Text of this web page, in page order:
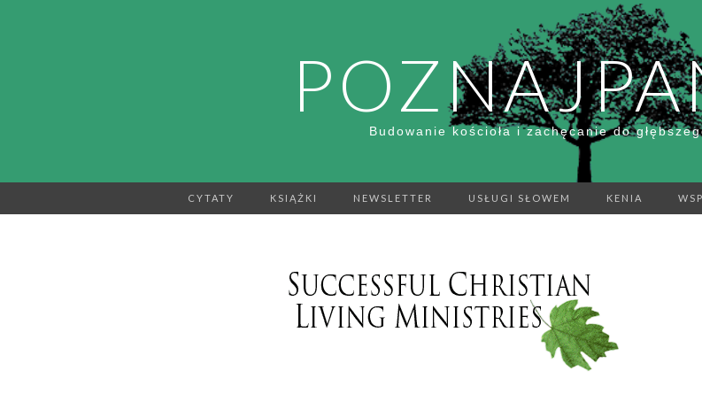
Budowanie kościoła i zachęcanie do
CYTATY KSIĄŻKI NEWSLETTER USŁUGI SŁOWEM KENIA